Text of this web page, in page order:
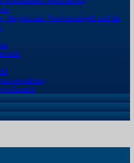
Negativzins, Verwahrentgelt und die